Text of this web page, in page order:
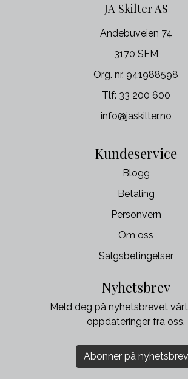
JA Skilter AS
Andebuveien 74
3170 SEM
Org. nr. 941988598
Tlf: 33 200 600
info@jaskilter.no
Kundeservice
Blogg
Betaling
Personvern
Om oss
Salgsbetingelser
Nyhetsbrev
Meld deg på nyhetsbrevet
oppdateringer fra oss.
Abonner på nyhetsbrev